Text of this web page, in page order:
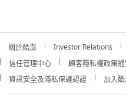
關於酷澎 Investor Relations
信任管理中心
顧客隱私權政策通
資訊安全及隱私保護認證
加入